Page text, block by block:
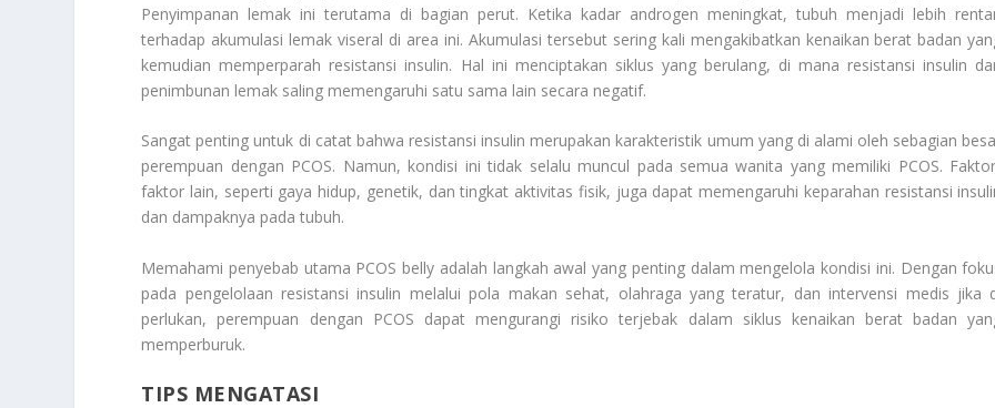
Penyimpanan lemak ini terutama di bagian perut. Ketika kadar androgen meningkat, tubuh menjadi lebih
terhadap akumulasi lemak viseral di area ini. Akumulasi tersebut sering kali mengakibatkan kenaikan berat badan
kemudian memperparah resistansi insulin. Hal ini menciptakan siklus yang berulang, di mana resistansi insulin
penimbunan lemak saling memengaruhi satu sama lain secara negatif.
Sangat penting untuk di catat bahwa resistansi insulin merupakan karakteristik umum yang di alami oleh sebagian
perempuan dengan PCOS. Namun, kondisi ini tidak selalu muncul pada semua wanita yang memiliki PCOS.
faktor lain, seperti gaya hidup, genetik, dan tingkat aktivitas fisik, juga dapat memengaruhi keparahan resistansi
dan dampaknya pada tubuh.
Memahami penyebab utama PCOS belly adalah langkah awal yang penting dalam mengelola kondisi ini. Dengan
pada pengelolaan resistansi insulin melalui pola makan sehat, olahraga yang teratur, dan intervensi medis jika
perlukan, perempuan dengan PCOS dapat mengurangi risiko terjebak dalam siklus kenaikan berat badan
memperburuk.
TIPS MENGATASI